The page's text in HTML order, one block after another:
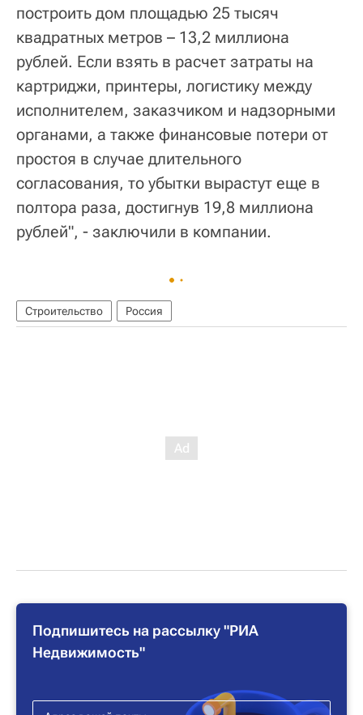
построить дом площадью 25 тысяч
квадратных метров – 13,2 миллиона
рублей. Если взять в расчет затраты на
картриджи, принтеры, логистику между
исполнителем, заказчиком и надзорными
органами, а также финансовые потери от
простоя в случае длительного
согласования, то убытки вырастут еще в
полтора раза, достигнув 19,8 миллиона
рублей", - заключили в компании.
Строительство Россия
Подпишитесь на рассылку "РИА
Недвижимость"